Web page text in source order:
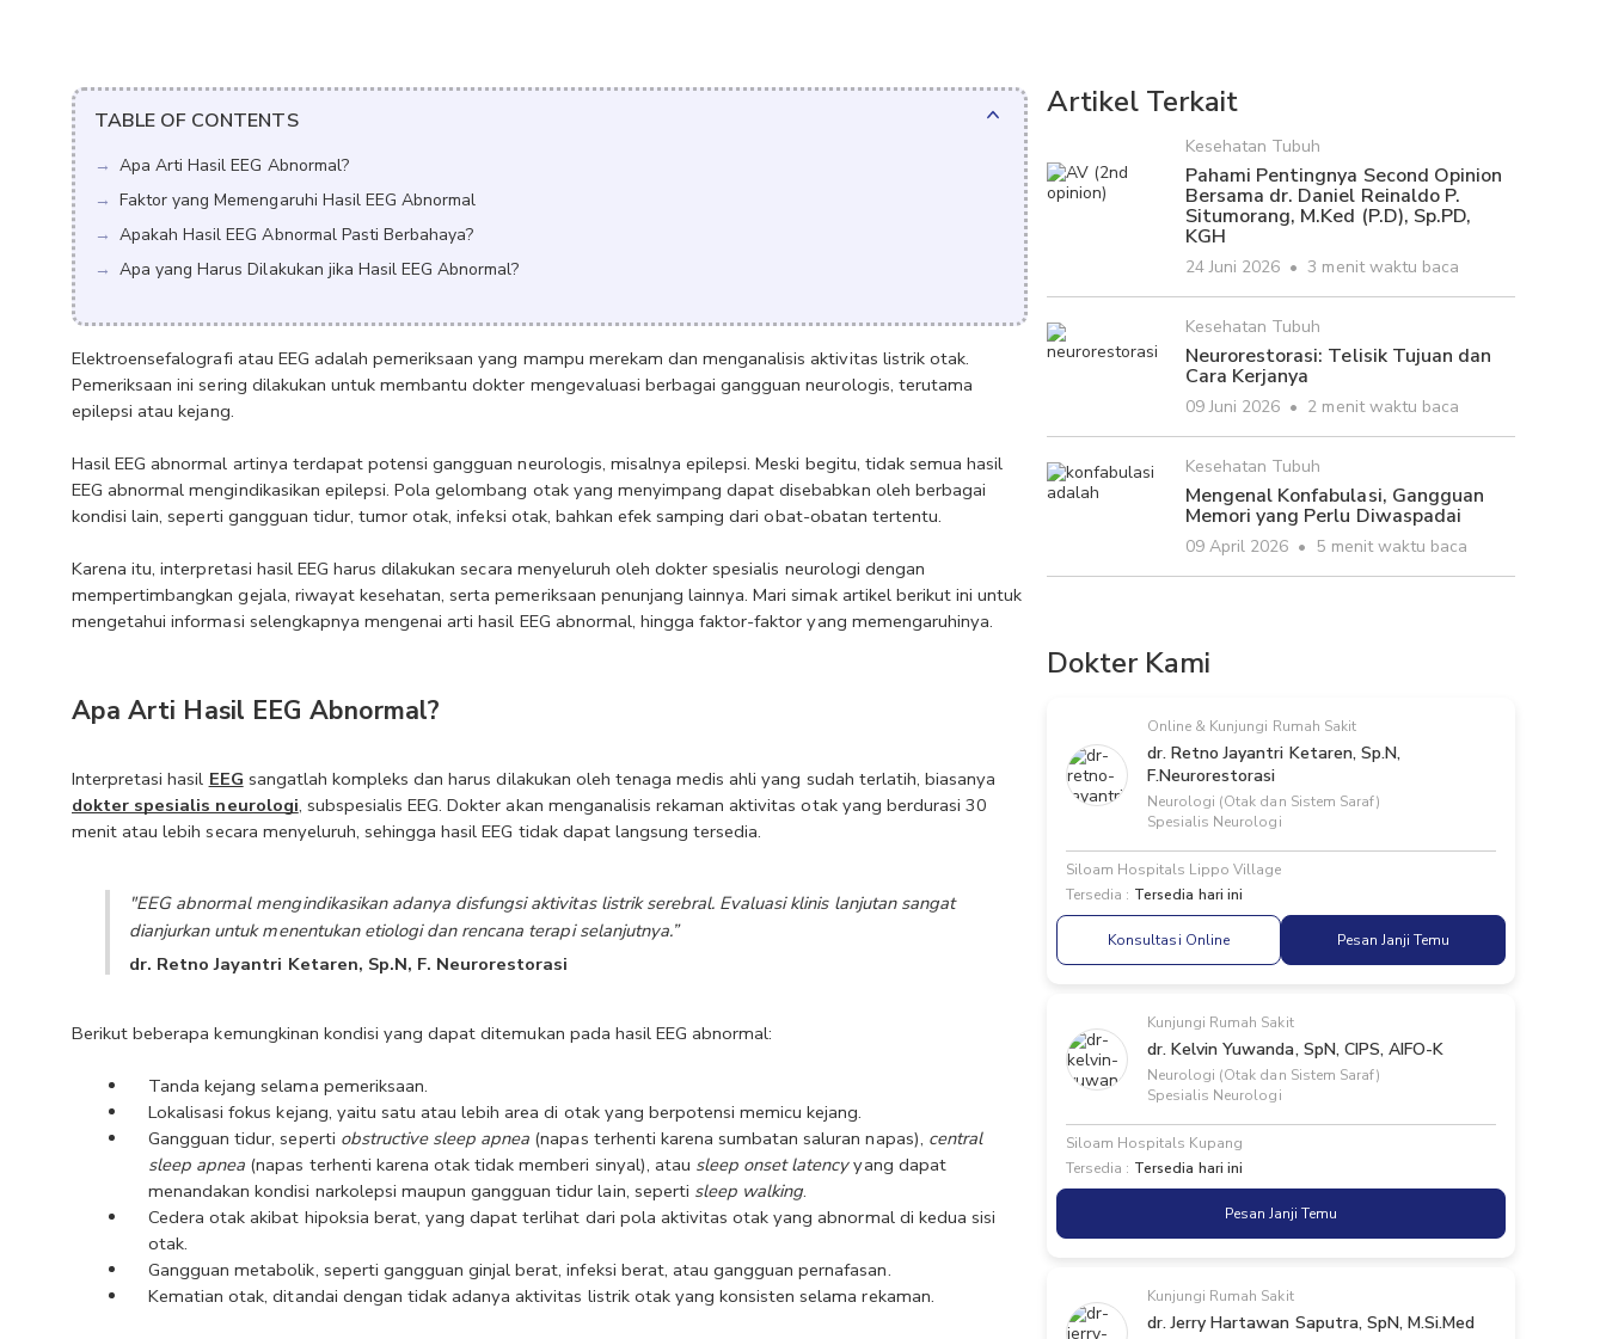
TABLE OF CONTENTS
Apa Arti Hasil EEG Abnormal?
Faktor yang Memengaruhi Hasil EEG Abnormal
Apakah Hasil EEG Abnormal Pasti Berbahaya?
Apa yang Harus Dilakukan jika Hasil EEG Abnormal?
Elektroensefalografi atau EEG adalah pemeriksaan yang mampu merekam dan menganalisis aktivitas listrik otak.
Pemeriksaan ini sering dilakukan untuk membantu dokter mengevaluasi berbagai gangguan neurologis, terutama
epilepsi atau kejang.
Hasil EEG abnormal artinya terdapat potensi gangguan neurologis, misalnya epilepsi. Meski begitu, tidak semua hasil
EEG abnormal mengindikasikan epilepsi. Pola gelombang otak yang menyimpang dapat disebabkan oleh berbagai
kondisi lain, seperti gangguan tidur, tumor otak, infeksi otak, bahkan efek samping dari obat-obatan tertentu.
Karena itu, interpretasi hasil EEG harus dilakukan secara menyeluruh oleh dokter spesialis neurologi dengan
mempertimbangkan gejala, riwayat kesehatan, serta pemeriksaan penunjang lainnya. Mari simak artikel berikut ini untuk
mengetahui informasi selengkapnya mengenai arti hasil EEG abnormal, hingga faktor-faktor yang memengaruhinya.
Apa Arti Hasil EEG Abnormal?
Interpretasi hasil EEG
dokter spesialis neurologi, subspesialis EEG. Dokter akan menganalisis rekaman aktivitas otak yang berdurasi 30
menit atau lebih secara menyeluruh, sehingga hasil EEG tidak dapat langsung tersedia.
"EEG abnormal mengindikasikan adanya disfungsi aktivitas listrik serebral. Evaluasi klinis lanjutan sangat
dianjurkan untuk menentukan etiologi dan rencana terapi selanjutnya.”
dr. Retno Jayantri Ketaren, Sp.N, F. Neurorestorasi
Berikut beberapa kemungkinan kondisi yang dapat ditemukan pada hasil EEG abnormal:
Tanda kejang selama pemeriksaan.
Lokalisasi fokus kejang, yaitu satu atau lebih area di otak yang berpotensi memicu kejang.
Gangguan tidur, seperti obstructive sleep apnea (napas terhenti karena sumbatan saluran napas), central
sleep apnea (napas terhenti karena otak tidak memberi sinyal), atau sleep onset latency yang dapat
menandakan kondisi narkolepsi maupun gangguan tidur lain, seperti sleep walking.
Cedera otak akibat hipoksia berat, yang dapat terlihat dari pola aktivitas otak yang abnormal di kedua sisi
otak.
Gangguan metabolik, seperti gangguan ginjal berat, infeksi berat, atau gangguan pernafasan.
Kematian otak, ditandai dengan tidak adanya aktivitas listrik otak yang konsisten selama rekaman.
Artikel Terkait
Kesehatan Tubuh
Pahami Pentingnya Second Opinion
Bersama dr. Daniel Reinaldo P.
Situmorang, M.Ked (P.D), Sp.PD,
KGH
24 Juni 2026 • 3 menit waktu baca
Kesehatan Tubuh
Neurorestorasi: Telisik Tujuan dan
Cara Kerjanya
09 Juni 2026 • 2 menit waktu baca
Kesehatan Tubuh
Mengenal Konfabulasi, Gangguan
Memori yang Perlu Diwaspadai
09 April 2026 • 5 menit waktu baca
Dokter Kami
Online & Kunjungi Rumah Sakit
dr. Retno Jayantri Ketaren, Sp.N,
F.Neurorestorasi
Neurologi (Otak dan Sistem Saraf)
Spesialis Neurologi
Siloam Hospitals Lippo Village
Tersedia : Tersedia hari ini
Konsultasi Online Pesan Janji Temu
Kunjungi Rumah Sakit
dr. Kelvin Yuwanda, SpN, CIPS, AIFO-K
Neurologi (Otak dan Sistem Saraf)
Spesialis Neurologi
Siloam Hospitals Kupang
Tersedia : Tersedia hari ini
Pesan Janji Temu
Kunjungi Rumah Sakit
dr. Jerry Hartawan Saputra, SpN, M.Si.Med